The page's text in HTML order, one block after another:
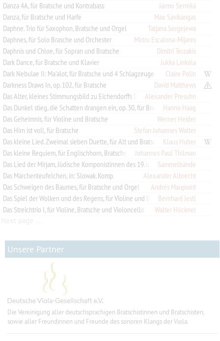
Danza 4A, für Bratsche und Kontrabass
Jarmo Sermilä
Danza, für Bratsche und Harfe
Max Savikangas
Daphne. Trio für Saxophon, Bratsche und Orgel
Tatjana Sergejewa
Daphnes, für Solo Brasche und Orchester
Mirtru Escalona-Mijares
Daphnis und Chloe, für Sopran und Bratsche
Dimitri Terzakis
Dark Dance, für Bratsche und Klavier
Jukka Linkola
Dark Nebulae II: Ma'alot, für Bratsche und 4 Schlagzeuge
Claire Polin
Darkness Draws In, op. 102, für Bratsche
David Matthews
Das Alter, kleines Stimmungsbild zu Eichendorffs Dichtung, B-dur, für Bratsche und Klavier
Alexander Presuhn
Das Dunkel stieg, die Schatten drangen ein, op. 30, für Bratsche und Violoncello
Hanno Haag
Das Geheimnis, für Violine und Bratsche
Werner Heider
Das Hirn ist voll, für Bratsche
Stefan Johannes Walter
Das kleine Lied. Zweimal sieben Duette, für Alt und Bratsche Klaus Huber
Das kleine Requiem, für Englischhorn, Bratsche und KlavierJohannes Paul Thilman
Das Lied der Mirjam, Jüdische Komponistinnen des 19. und 20. Jahrhunderts
Sammelbände
Das Märchenteufelchen, in: Slowak. Komp.
Alexander Albrecht
Das Schweigen des Baumes, für Bratsche und Orgel
Andrés Maupoint
Das Spiel der Wolken und des Regens, für Violine und BratscheBernhard Jestl
Das Streichtrio I, für Violine, Bratsche und Violoncello
Walter Höckner
Unsere Partner
Die Vereinigung aller deutschsprachigen Bratschistinnen und Bratschisten,
sowie aller Freundinnen und Freunde des sonoren Klangs der Viola.